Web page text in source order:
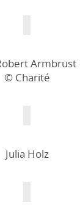
Armbrust
© Charité
Julia Holz